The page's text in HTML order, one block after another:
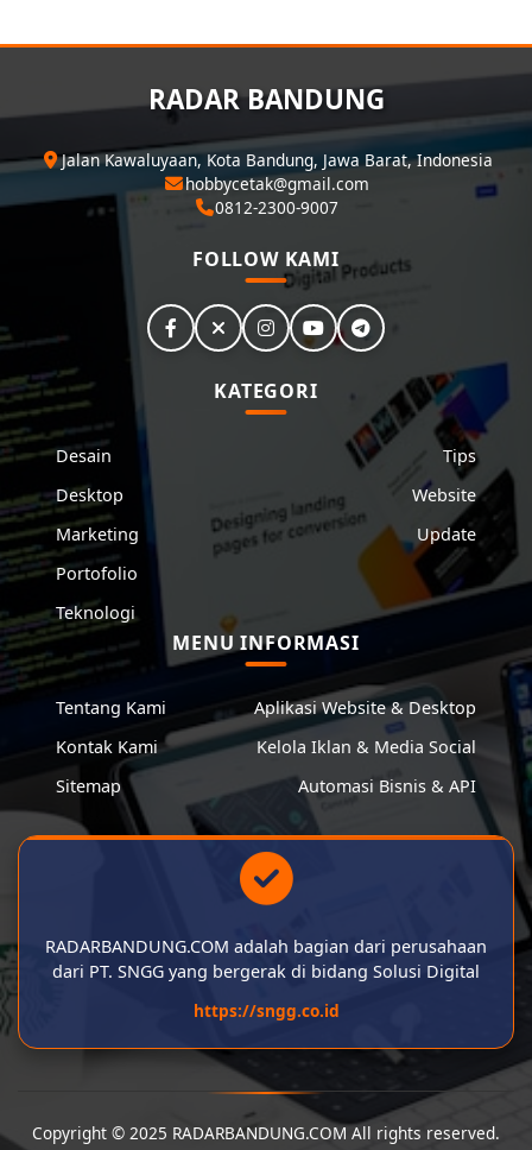
RADAR BANDUNG
Jalan Kawaluyaan, Kota Bandung, Jawa Barat, Indonesia
hobbycetak@gmail.com
0812-2300-9007
FOLLOW KAMI
KATEGORI
Desain
Desktop
Marketing
Portofolio
Teknologi
Tips
Website
Update
MENU INFORMASI
Tentang Kami
Kontak Kami
Sitemap
Aplikasi Website & Desktop
Kelola Iklan & Media Social
Automasi Bisnis & API
RADARBANDUNG.COM adalah bagian dari perusahaan
dari PT. SNGG yang bergerak di bidang Solusi Digital
https://sngg.co.id
Copyright © 2025 RADARBANDUNG.COM All rights reserved.